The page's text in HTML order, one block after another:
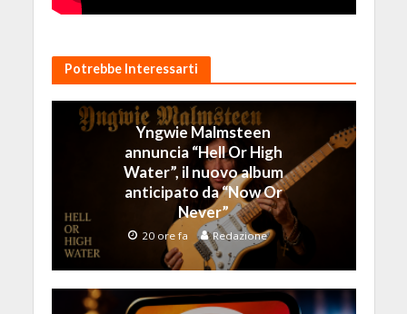
Potrebbe Interessarti
Yngwie Malmsteen
annuncia “Hell Or High
Water”, il nuovo album
anticipato da “Now Or
Never”
20 ore fa Redazione